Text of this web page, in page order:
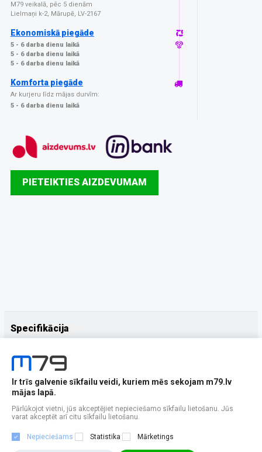
M79 veikalā, pēc 5 dienām
Lielmaņi k-2, Mārupē, LV-2167
Ekonomiskā piegāde
5 - 6 darba dienu laikā
5 - 6 darba dienu laikā
5 - 6 darba dienu laikā
Komforta piegāde
Ar kurjeru līdz mājas durvīm:
5 - 6 darba dienu laikā
PIETEIKTIES AIZDEVUMAM
Specifikācija
Papildus
Ir trīs galvenie sīkfailu veidi, kuriem mēs sekojam m79.lv
mājas lapā.
Pārlūkojot vietni, jūs akceptējiet nepieciešamo sīkfailu lietošanu. Jūs
varat akceptēt arī citu sīkfailu lietošanu.
Nepieciešams Statistika Mārketings